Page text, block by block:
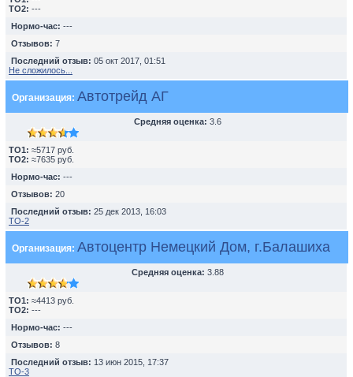
TO2: ---
Нормо-час: ---
Отзывов: 7
Последний отзыв: 05 окт 2017, 01:51
Не сложилось...
Организация: Автотрейд АГ
Средняя оценка: 3.6
TO1: ≈5717 руб.
TO2: ≈7635 руб.
Нормо-час: ---
Отзывов: 20
Последний отзыв: 25 дек 2013, 16:03
ТО-2
Организация: Автоцентр Немецкий Дом, г.Балашиха
Средняя оценка: 3.88
TO1: ≈4413 руб.
TO2: ---
Нормо-час: ---
Отзывов: 8
Последний отзыв: 13 июн 2015, 17:37
ТО-3